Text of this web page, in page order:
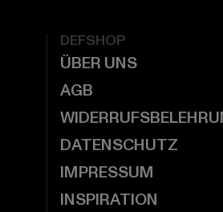
DEFSHOP
ÜBER UNS
AGB
DATENSCHUTZ
IMPRESSUM
INSPIRATION